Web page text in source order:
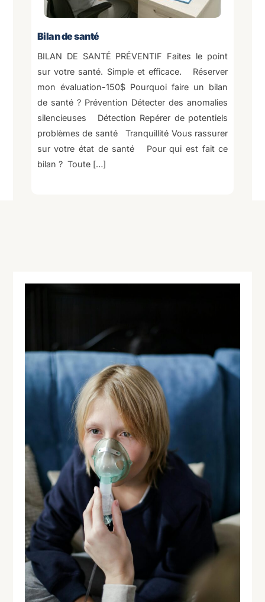
Bilan de santé
BILAN DE SANTÉ PRÉVENTIF Faites le point
sur votre santé. Simple et efficace. Réserver
mon évaluation-150$ Pourquoi faire un bilan
de santé ? Prévention Détecter des anomalies
silencieuses Détection Repérer de potentiels
problèmes de santé Tranquillité Vous rassurer
sur votre état de santé Pour qui est fait ce
bilan ? Toute […]